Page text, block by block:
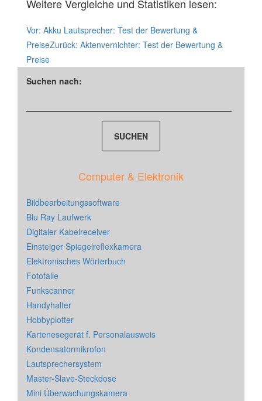
Weitere Vergleiche und Statistiken lesen:
Vor: Akku Lautsprecher: Test der Bewertung &
PreiseZurück: Aktenvernichter: Test der Bewertung &
Preise
Suchen nach:
Computer & Elektronik
Bildbearbeitungssoftware
Blu Ray Laufwerk
Digitaler Kabelreceiver
Einsteiger Spiegelreflexkamera
Elektronisches Wörterbuch
Fotofalle
Funkscanner
Handyhalter
Hobbyplotter
Kartenesegerät f. Personalausweis
Kondensatormikrofon
Lautsprechersystem
Master-Slave-Steckdose
Mini Überwachungskamera